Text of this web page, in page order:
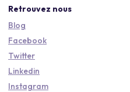
Retrouvez nous
Blog
Facebook
Twitter
Linkedin
Instagram